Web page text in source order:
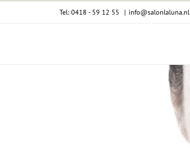
Tel: 0418 - 59 12 55 | info@salonlaluna.nl